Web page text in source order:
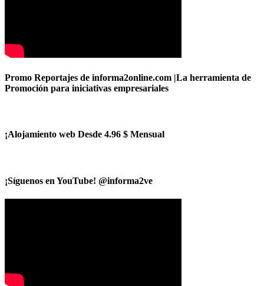
Promo Reportajes de informa2online.com |La herramienta de
Promoción para iniciativas empresariales
¡Alojamiento web Desde 4.96 $ Mensual
¡Síguenos en YouTube! @informa2ve